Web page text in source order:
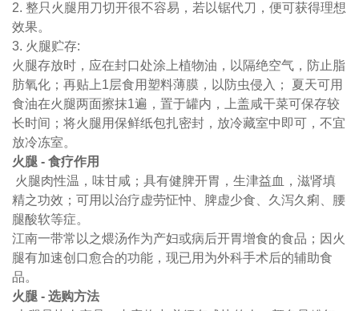
2. 整只火腿用刀切开很不容易，若以锯代刀，便可获得理想
效果。
3. 火腿贮存:
火腿存放时，应在封口处涂上植物油，以隔绝空气，防止脂
肪氧化；再贴上1层食用塑料薄膜，以防虫侵入； 夏天可用
食油在火腿两面擦抹1遍，置于罐内，上盖咸干菜可保存较
长时间；将火腿用保鲜纸包扎密封，放冷藏室中即可，不宜
放冷冻室。
火腿 - 食疗作用
火腿肉性温，味甘咸；具有健脾开胃，生津益血，滋肾填
精之功效；可用以治疗虚劳怔忡、脾虚少食、久泻久痢、腰
腿酸软等症。
江南一带常以之煨汤作为产妇或病后开胃增食的食品；因火
腿有加速创口愈合的功能，现已用为外科手术后的辅助食
品。
火腿 - 选购方法